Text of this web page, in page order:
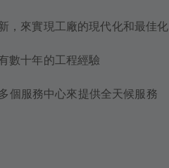
，來實現工廠的現代化和最佳化
數十年的工程經驗
個服務中心來提供全天候服務